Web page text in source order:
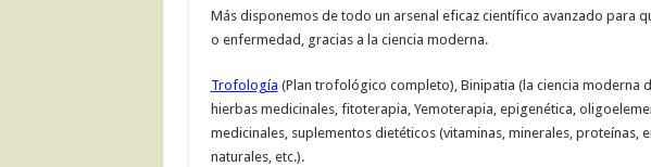
Más disponemos de todo un arsenal eficaz científico avanzado para
o enfermedad, gracias a la ciencia moderna.
Trofología (Plan trofológico completo), Binipatia (la ciencia moderna
hierbas medicinales, fitoterapia, Yemoterapia, epigenética,
medicinales, suplementos dietéticos (vitaminas, minerales, proteínas,
naturales, etc.).